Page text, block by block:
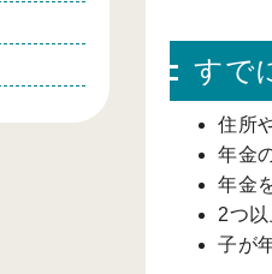
すで
住所
年金
年金
2つ
子が